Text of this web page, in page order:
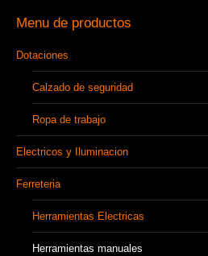
Menu de productos
Dotaciones
Calzado de seguridad
Ropa de trabajo
Electricos y Iluminacion
Ferreteria
Herramientas Electricas
Herramientas manuales